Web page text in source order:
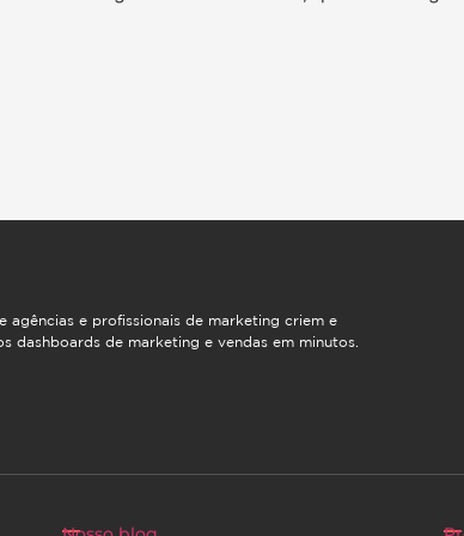
agências e profissionais de marketing criem e
dashboards de marketing e vendas em minutos.